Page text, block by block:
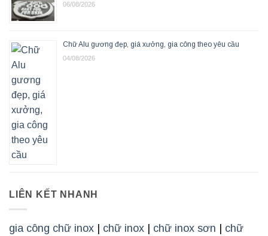
06/08/2026
Chữ Alu gương đẹp, giá xưởng, gia công theo yêu cầu
04/08/2026
LIÊN KẾT NHANH
gia công chữ inox | chữ inox | chữ inox sơn | chữ